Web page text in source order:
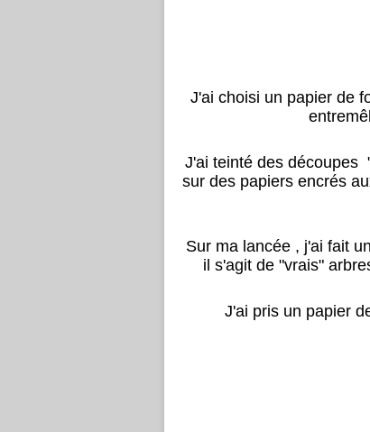
J'ai choisi un papier de
J'ai teinté des découpes
sur des papiers encrés
Sur ma lancée , j'ai fait
il s'agit de "vrais"
J'ai pris un papier